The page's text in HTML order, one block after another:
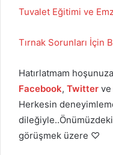
Tuvalet Eğitimi ve
Tırnak Sorunları İçin
Hatırlatmam
Facebook, Twitter ve
Herkesin
görüşmek üzere ♡